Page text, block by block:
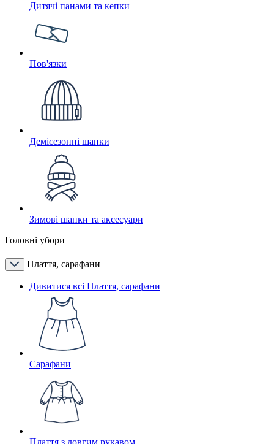
Дитячі панами та кепки
Пов'язки
Демісезонні шапки
Зимові шапки та аксесуари
Головні убори
Плаття, сарафани
Дивитися всі Плаття, сарафани
Сарафани
Плаття з довгим рукавом